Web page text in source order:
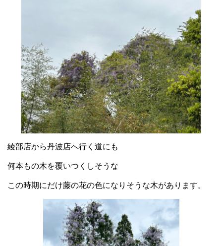
綾部店から丹波店へ行く道にも
何本もの木を覆いつくしそうな
この時期にだけ藤の花の色になりそうな木があります。